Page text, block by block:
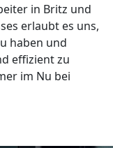
in Britz und
erlaubt es uns,
haben und
effizient zu
im Nu bei